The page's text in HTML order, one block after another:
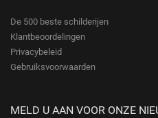
De 500 beste schilderijen
Klantbeoordelingen
Privacybeleid
Gebruiksvoorwaarden
MELD U AAN VOOR ONZE